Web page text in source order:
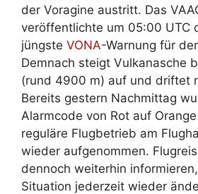
der Voragine austritt. Das
veröffentlichte um 05:00 UTC
jüngste VONA-Warnung für
Demnach steigt Vulkanasche
(rund 4900 m) auf und driftet
Bereits gestern Nachmittag
Alarmcode von Rot auf
reguläre Flugbetrieb am
wieder aufgenommen.
dennoch weiterhin
Situation jederzeit wieder